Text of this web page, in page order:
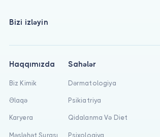
Bizi izləyin
Haqqımızda
Biz Kimik
Əlaqə
Karyera
Məsləhət Şurası
Sahələr
Dərmatologiya
Psikiatriya
Qidalanma Və Diet
Psixologiya